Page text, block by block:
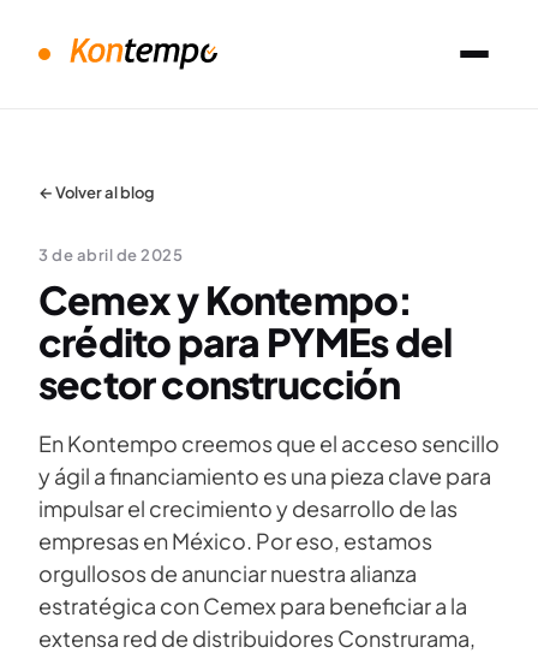
← Volver al blog
3 de abril de 2025
Cemex y Kontempo:
crédito para PYMEs del
sector construcción
En Kontempo creemos que el acceso sencillo
y ágil a financiamiento es una pieza clave para
impulsar el crecimiento y desarrollo de las
empresas en México. Por eso, estamos
orgullosos de anunciar nuestra alianza
estratégica con Cemex para beneficiar a la
extensa red de distribuidores Construrama,